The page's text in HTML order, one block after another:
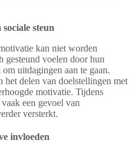
steun
kan niet worden
gesteund voelen door hun
uitdagingen aan te gaan.
het delen van doelstellingen met
motivatie. Tijdens
een gevoel van
versterkt.
invloeden